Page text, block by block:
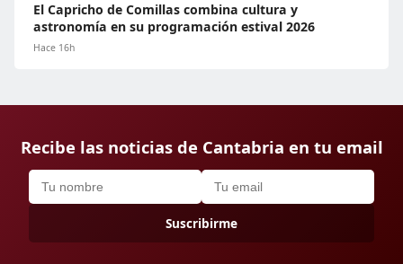
El Capricho de Comillas combina cultura y
astronomía en su programación estival 2026
Hace 16h
Recibe las noticias de Cantabria en tu email
Suscribirme